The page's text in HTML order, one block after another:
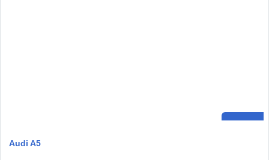
Audi A5